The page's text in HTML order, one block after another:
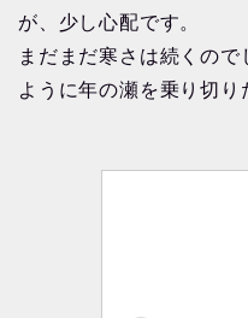
が、少し心配です。
まだまだ寒さは続くの
ように年の瀬を乗り切り